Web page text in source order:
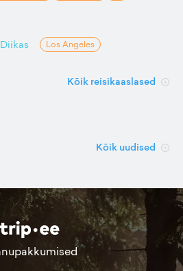
Diikas Los Angeles
Kõik reisikaaslased
Kõik uudised